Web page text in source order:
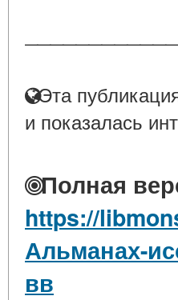
Эта
и показалась
Полная
https://
Альманах-
вв